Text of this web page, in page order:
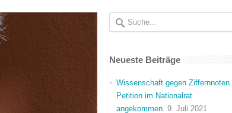
Neueste Beiträge
Wissenschaft gegen Ziffernnoten.
Petition im Nationalrat
angekommen. 9. Juli 2021